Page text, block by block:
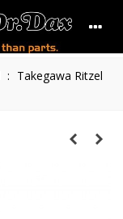
: Takegawa Ritzel